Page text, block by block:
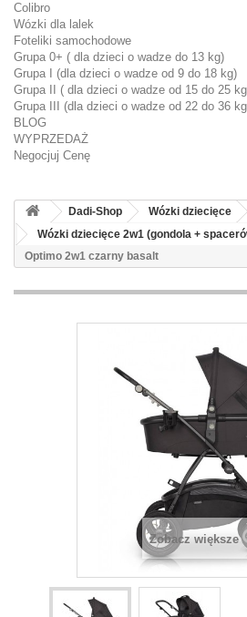
Colibro
Wózki dla lalek
Foteliki samochodowe
Grupa 0+ ( dla dzieci o wadze do 13 kg)
Grupa I (dla dzieci o wadze od 9 do 18 kg)
Grupa II ( dla dzieci o wadze od 15 do 25
Grupa III (dla dzieci o wadze od 22 do 36
BLOG
WYPRZEDAŻ
Negocjuj Cenę
Dadi-Shop Wózki dziecięce
Wózki dziecięce 2w1 (gondola +
Optimo 2w1 czarny basalt
Zobacz większe